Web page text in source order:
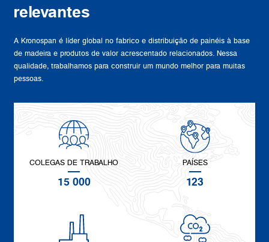
relevantes
A Kronospan é líder global no fabrico e distribuição de painéis à base
de madeira e produtos de valor acrescentado relacionados. Nessa
qualidade, trabalhamos para construir um mundo melhor para muitas
pessoas.
COLEGAS DE TRABALHO
15 000
PAÍSES
123